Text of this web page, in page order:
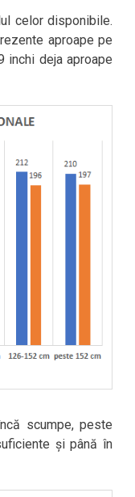
celor disponibile.
aproape pe
inchi deja aproape
scumpe, peste
și până în